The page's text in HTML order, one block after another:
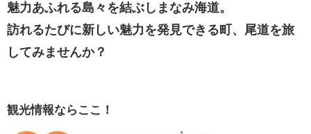
魅力あふれる島々を結ぶしまなみ海道。
訪れるたびに新しい魅力を発見できる町、尾道を旅
してみませんか？
観光情報ならここ！